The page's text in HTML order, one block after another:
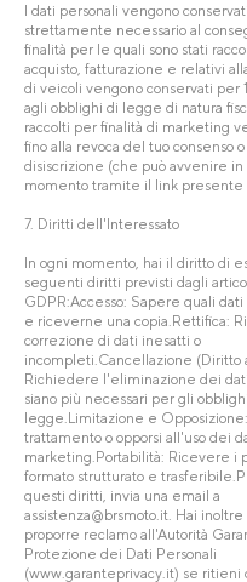
I dati personali vengono
strettamente necessario al
finalità per le quali sono stati
acquisto, fatturazione e relativi
di veicoli vengono conservati per
agli obblighi di legge di natura
raccolti per finalità di marketing
fino alla revoca del tuo consenso
disiscrizione (che può avvenire in
momento tramite il link presente
7. Diritti dell'Interessato
In ogni momento, hai il diritto di
seguenti diritti previsti dagli
GDPR:Accesso: Sapere quali
e riceverne una copia.Rettifica:
correzione di dati inesatti o
incompleti.Cancellazione (Diritto
Richiedere l'eliminazione dei
siano più necessari per gli
legge.Limitazione e
trattamento o opporsi all'uso dei
marketing.Portabilità: Ricevere i
formato strutturato e
questi diritti, invia una email a
assistenza@brsmoto.it . Hai
proporre reclamo all'Autorità
Protezione dei Dati Personali
(www.garanteprivacy.it) se ritieni